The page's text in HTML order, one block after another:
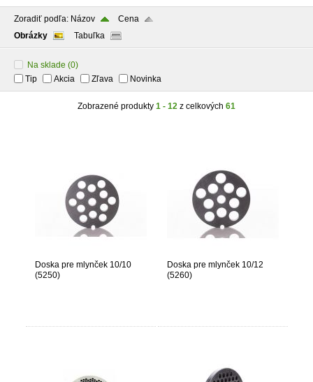
Zoradiť podľa: Názov
Cena
Obrázky
Tabuľka
Na sklade (0)
Tip
Akcia Zľava Novinka
Zobrazené produkty 1 - 12 z celkových 61
Doska pre mlynček 10/10
(5250)
Doska pre mlynček 10/12
(5260)